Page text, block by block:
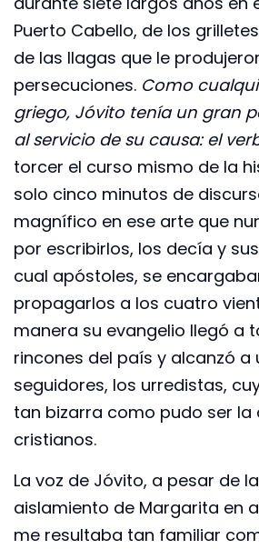
Puerto Cabello, de los
de las llagas que le
persecuciones. Como
griego, Jóvito tenía un gran
al servicio de su causa: el
torcer el curso mismo de la
solo cinco minutos de
magnífico en ese arte que
por escribirlos, los decía y
cual apóstoles, se
propagarlos a los cuatro
manera su evangelio llegó a
rincones del país y alcanzó a
seguidores, los urredistas,
tan bizarra como pudo ser la
cristianos.
La voz de Jóvito, a pesar de
aislamiento de Margarita en
me resultaba tan familiar